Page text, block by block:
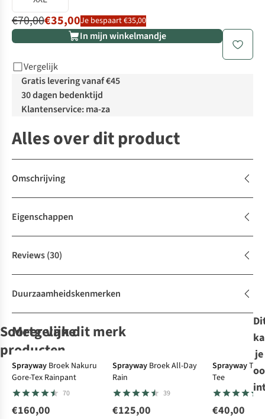
€70,00€35,00Je bespaart €35,00
In mijn winkelmandje
Vergelijk
Gratis levering vanaf €45
30 dagen bedenktijd
Klantenservice: ma-za
Alles over dit product
Omschrijving
Eigenschappen
Reviews(30)
Duurzaamheidskenmerken
Soortgelijke
producten
Jack Wolfskin
Fleece Lite Curl
Fz M
Ayacucho
Fleece
Lightweight
Adventure Fz M
-30%
Columbia
Fleece Sequoia
Grove™ Full Zip
-50%
Jack Wolfskin
Fleece Lite Curl
Fz M
Meer van dit merk
Gore-Tex
Sprayway Broek Nakuru
Gore-Tex Rainpant
70
€160,00
Sprayway Broek All-Day
Rain
39
€125,00
SpraywayT-
Tee
€40,00
je